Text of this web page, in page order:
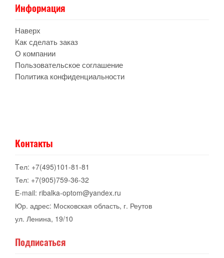
Информация
Наверх
Как сделать заказ
О компании
Пользовательское соглашение
Политика конфиденциальности
Контакты
Tел: +7(495)101-81-81
Тел: +7(905)759-36-32
E-mail: ribalka-optom@yandex.ru
Юр. адрес: Московская область, г. Реутов
ул. Ленина, 19/10
Подписаться